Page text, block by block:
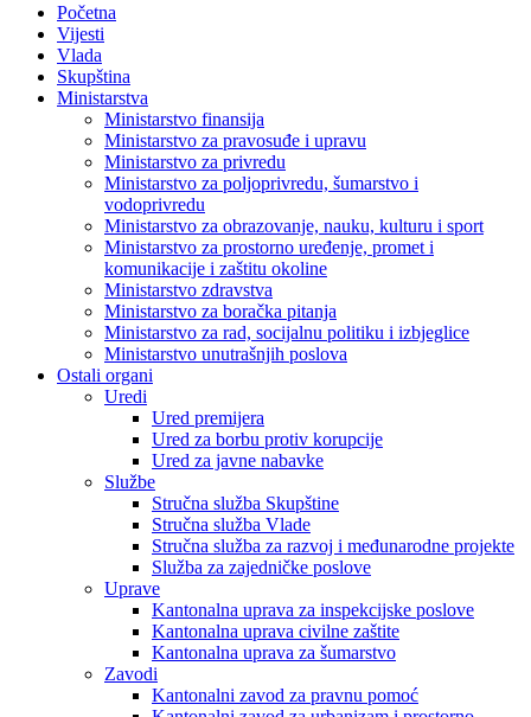
Početna
Vijesti
Vlada
Skupština
Ministarstva
Ministarstvo finansija
Ministarstvo za pravosuđe i upravu
Ministarstvo za privredu
Ministarstvo za poljoprivredu, šumarstvo i
vodoprivredu
Ministarstvo za obrazovanje, nauku, kulturu i sport
Ministarstvo za prostorno uređenje, promet i
komunikacije i zaštitu okoline
Ministarstvo zdravstva
Ministarstvo za boračka pitanja
Ministarstvo za rad, socijalnu politiku i izbjeglice
Ministarstvo unutrašnjih poslova
Ostali organi
Uredi
Ured premijera
Ured za borbu protiv korupcije
Ured za javne nabavke
Službe
Stručna služba Skupštine
Stručna služba Vlade
Stručna služba za razvoj i međunarodne projekte
Služba za zajedničke poslove
Uprave
Kantonalna uprava za inspekcijske poslove
Kantonalna uprava civilne zaštite
Kantonalna uprava za šumarstvo
Zavodi
Kantonalni zavod za pravnu pomoć